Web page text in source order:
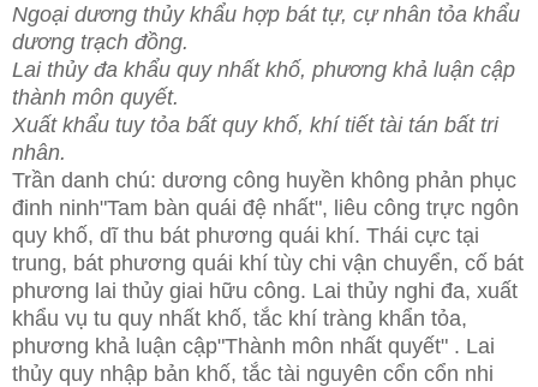
Ngoại dương thủy khẩu hợp bát tự, cự nhân tỏa khẩu
dương trạch đồng.
Lai thủy đa khẩu quy nhất khố, phương khả luận cập
thành môn quyết.
Xuất khẩu tuy tỏa bất quy khố, khí tiết tài tán bất tri
nhân.
Trần danh chú: dương công huyền không phản phục
đinh ninh"Tam bàn quái đệ nhất", liêu công trực ngôn
quy khố, dĩ thu bát phương quái khí. Thái cực tại
trung, bát phương quái khí tùy chi vận chuyển, cố bát
phương lai thủy giai hữu công. Lai thủy nghi đa, xuất
khẩu vụ tu quy nhất khố, tắc khí tràng khẩn tỏa,
phương khả luận cập"Thành môn nhất quyết" . Lai
thủy quy nhập bản khố, tắc tài nguyên cổn cổn nhi